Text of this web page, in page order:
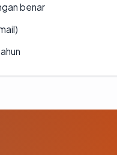
benar